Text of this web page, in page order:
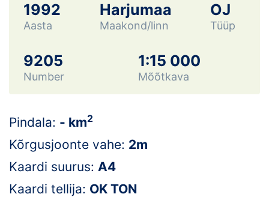
Telli litsents!
Noored
Loha
EOL
Galerii
1992
Aasta
Harjumaa
Maakond/linn
OJ
Tüüp
9205
Number
1:15 000
Mõõtkava
Pindala: - km2
Kõrgusjoonte vahe: 2m
Kaardi suurus: A4
Kaardi tellija: OK TON